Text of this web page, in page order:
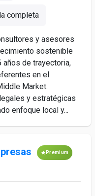
completa
y asesores
sostenible
años de trayectoria,
en el
Market.
y estratégicas
enfoque local y...
Premium